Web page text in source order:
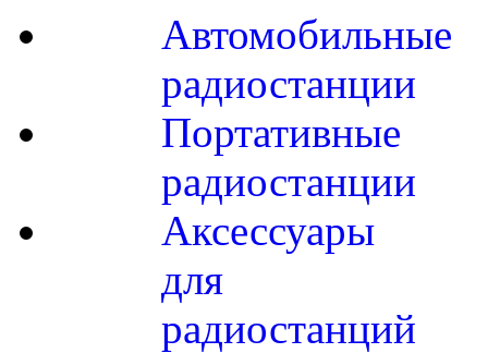
Автомобильные
радиостанции
Портативные
радиостанции
Аксессуары
для
радиостанций